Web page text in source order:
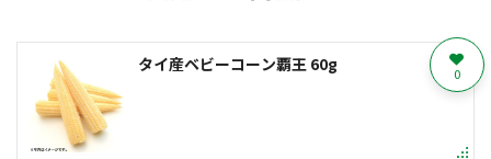
タイ産ベビーコーン覇王 60g 0